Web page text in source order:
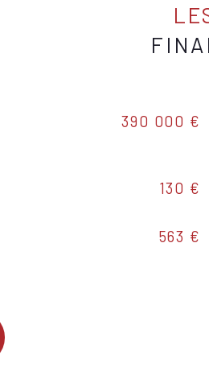
390 000 €
130 €
563 €